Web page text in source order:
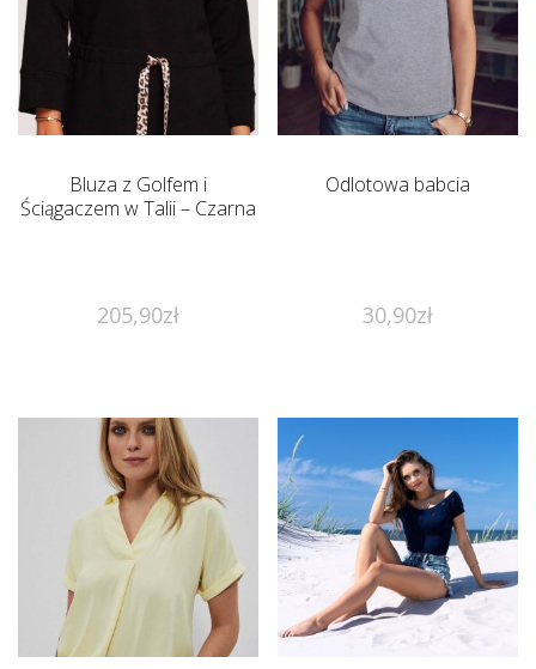
Bluza z Golfem i
Ściągaczem w Talii – Czarna
205,90zł
Odlotowa babcia
30,90zł